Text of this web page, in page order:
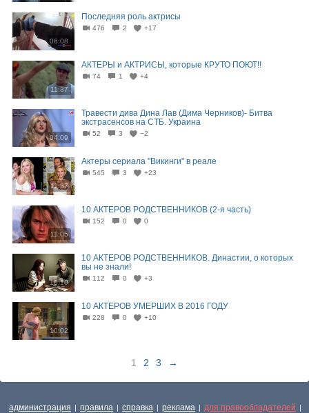
06:08
Последняя роль актрисы
476 2 +17
11:37
АКТЕРЫ и АКТРИСЫ, которые КРУТО ПОЮТ!!
74 1 +4
04:09
Травести дива Дина Лав (Дима Черников)- Битва
экстрасенсов на СТБ. Украина
52 3 −2
11:37
Актеры сериала "Викинги" в реале
545 3 +23
11:05
10 АКТЕРОВ РОДСТВЕННИКОВ (2-я часть)
152 0 0
10:10
10 АКТЕРОВ РОДСТВЕННИКОВ. Династии, о которых
вы не знали!
112 0 +3
10:02
10 АКТЕРОВ УМЕРШИХ В 2016 ГОДУ
228 0 +10
1 2 3 →
администрация | правила | справка | реклама | для правообладателей |